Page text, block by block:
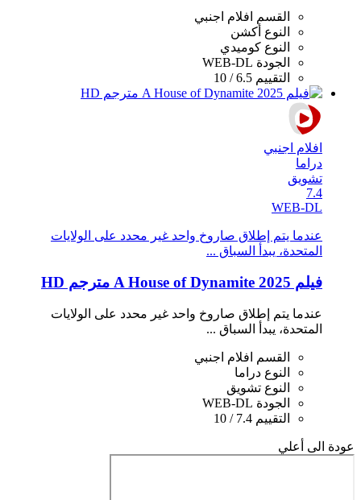
القسم
افلام اجنبي
النوع أكشن
النوع كوميدي
الجودة WEB-DL
التقييم 6.5 / 10
افلام اجنبي
دراما
تشويق
7.4
WEB-DL
عندما يتم إطلاق صاروخ واحد غير محدد على الولايات
المتحدة، يبدأ السباق ...
فيلم A House of Dynamite 2025 مترجم HD
عندما يتم إطلاق صاروخ واحد غير محدد على الولايات
المتحدة، يبدأ السباق ...
القسم
افلام اجنبي
النوع دراما
النوع تشويق
الجودة WEB-DL
التقييم 7.4 / 10
عودة الى أعلي